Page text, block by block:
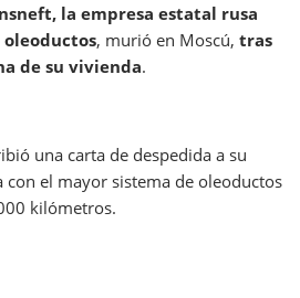
la empresa estatal rusa
, murió en Moscú,tras
de su vivienda.
una carta de despedida a su
con el mayor sistema de oleoductos
kilómetros.